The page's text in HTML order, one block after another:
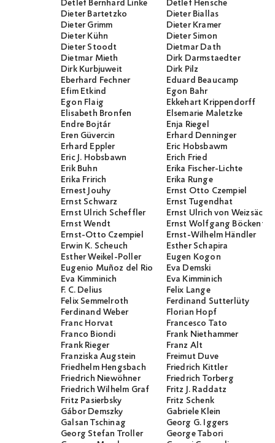
Detlef Bernhard Linke
Detlef Hensche
Dieter Bartetzko
Dieter Biallas
Dieter Grimm
Dieter Kramer
Dieter Kühn
Dieter Simon
Dieter Stoodt
Dietmar Dath
Dietmar Mieth
Dirk Darmstaedter
Dirk Kurbjuweit
Dirk Pilz
Eberhard Fechner
Eduard Beaucamp
Efim Etkind
Egon Bahr
Egon Flaig
Ekkehart Krippendorff
Elisabeth Bronfen
Elsemarie Maletzke
Endre Bojtár
Enja Riegel
Eren Güvercin
Erhard Denninger
Erhard Eppler
Eric Hobsbawm
Eric J. Hobsbawn
Erich Fried
Erik Buhn
Erika Fischer-Lichte
Erika Fririch
Erika Runge
Ernest Jouhy
Ernst Otto Czempiel
Ernst Schwarz
Ernst Tugendhat
Ernst Ulrich Scheffler
Ernst Ulrich von Weizsäcker
Ernst Wendt
Ernst Wolfgang
Ernst-Otto Czempiel
Ernst-Wilhelm Händler
Erwin K. Scheuch
Esther Schapira
Esther Weikel-Poller
Eugen Kogon
Eugenio Muñoz del Rio
Eva Demski
Eva Kimminich
Eva Kimminich
F. C. Delius
Felix Lange
Felix Semmelroth
Ferdinand Sutterlüty
Ferdinand Weber
Florian Hopf
Franc Horvat
Francesco Tato
Franco Biondi
Frank Niethammer
Frank Rieger
Franz Alt
Franziska Augstein
Freimut Duve
Friedhelm Hengsbach
Friedrich Kittler
Friedrich Niewöhner
Friedrich Torberg
Friedrich Wilhelm Graf
Fritz J. Raddatz
Fritz Pasierbsky
Fritz Schenk
Gábor Demszky
Gabriele Klein
Galsan Tschinag
Georg G. Iggers
Georg Stefan Troller
George Tabori